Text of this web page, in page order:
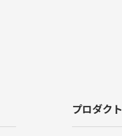
プロダクト